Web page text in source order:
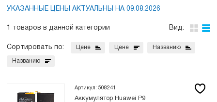
УКАЗАННЫЕ ЦЕНЫ АКТУАЛЬНЫ НА 09.08.2026
1 товаров в данной категории Вид:
Сортировать по: Цене Цене Названию
Названию
Артикул: 508241
Аккумулятор Huawei P9